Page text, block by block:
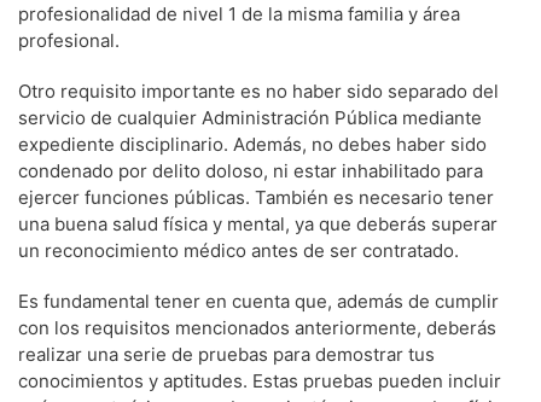
profesionalidad de nivel 1 de la misma familia y área
profesional.
Otro requisito importante es no haber sido separado del
servicio de cualquier Administración Pública mediante
expediente disciplinario. Además, no debes haber sido
condenado por delito doloso, ni estar inhabilitado para
ejercer funciones públicas. También es necesario tener
una buena salud física y mental, ya que deberás superar
un reconocimiento médico antes de ser contratado.
Es fundamental tener en cuenta que, además de cumplir
con los requisitos mencionados anteriormente, deberás
realizar una serie de pruebas para demostrar tus
conocimientos y aptitudes. Estas pruebas pueden incluir